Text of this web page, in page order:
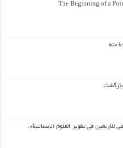
The Beginning of a
منه
للأربعين في تطوير العلوم الإنسانية».